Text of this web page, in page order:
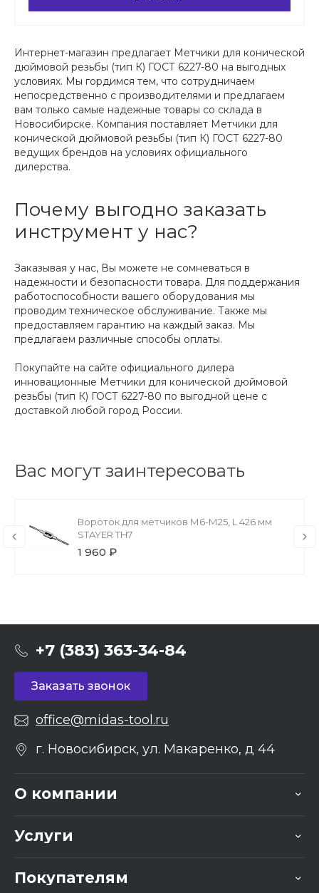
Интернет-магазин предлагает Метчики для конической
дюймовой резьбы (тип К) ГОСТ 6227-80 на выгодных
условиях. Мы гордимся тем, что сотрудничаем
непосредственно с производителями и предлагаем
вам только самые надежные товары со склада в
Новосибирске. Компания поставляет Метчики для
конической дюймовой резьбы (тип К) ГОСТ 6227-80
ведущих брендов на условиях официального
дилерства.
Почему выгодно заказать
инструмент у нас?
Заказывая у нас, Вы можете не сомневаться в
надежности и безопасности товара. Для поддержания
работоспособности вашего оборудования мы
проводим техническое обслуживание. Также мы
предоставляем гарантию на каждый заказ. Мы
предлагаем различные способы оплаты.
Покупайте на сайте официального дилера
инновационные Метчики для конической дюймовой
резьбы (тип К) ГОСТ 6227-80 по выгодной цене с
доставкой любой город России.
Вас могут заинтересовать
Вороток для метчиков М6-М25, L 426 мм
STAYER TH7
1 960 ₽
+7 (383) 363-34-84
Заказать звонок
office@midas-tool.ru
г. Новосибирск, ул. Макаренко, д 44
О компании
Услуги
Покупателям